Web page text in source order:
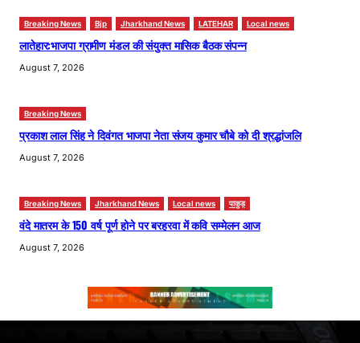
Breaking News Bjp Jharkhand News LATEHAR Local news
लातेहार:भाजपा ग्रामीण मंडल की संयुक्त मासिक बैठक संपन्न
August 7, 2026
Breaking News
प्रकाश लाल सिंह ने दिवंगत भाजपा नेता संजय कुमार चौबे को दी श्रद्धांजलि
August 7, 2026
Breaking News Jharkhand News Local news पाकुड़
वंदे मातरम के 150 वर्ष पूर्ण होने पर बरहरवा में कवि सम्मेलन आज
August 7, 2026